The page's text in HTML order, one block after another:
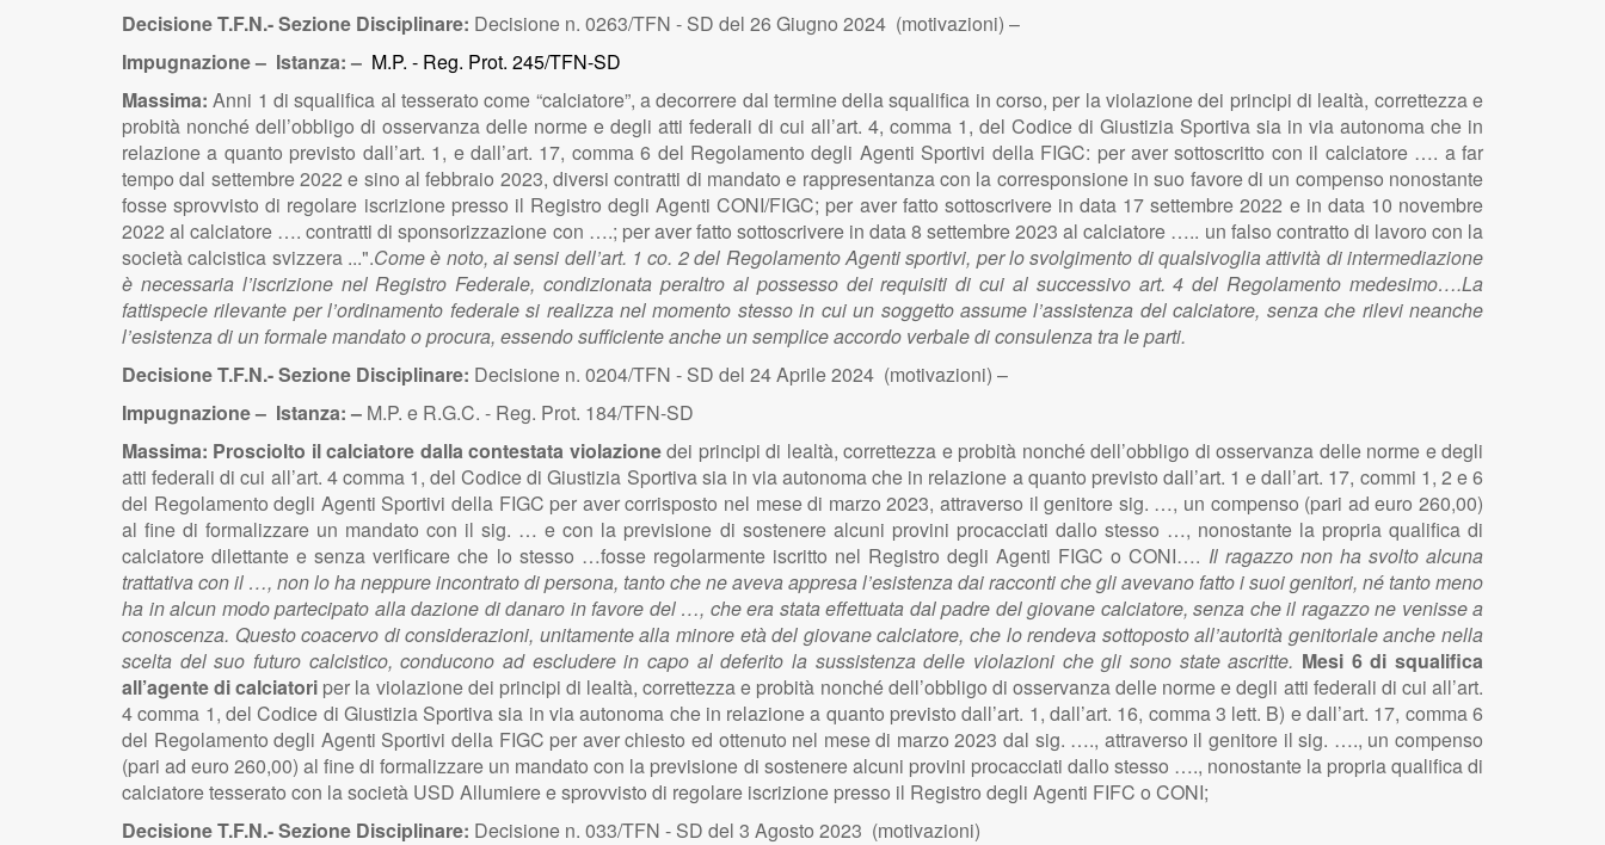
Decisione T.F.N.- Sezione Disciplinare: Decisione n. 0263/TFN - SD del 26 Giugno 2024 (motivazioni) –
Impugnazione – Istanza: – M.P. - Reg. Prot. 245/TFN-SD
Massima:Anni 1 di squalifica al tesserato come “calciatore”, a decorrere dal termine della squalifica in corso, per la violazione dei principi di lealtà, correttezza e
probità nonché dell’obbligo di osservanza delle norme e degli atti federali di cui all’art. 4, comma 1, del Codice di Giustizia Sportiva sia in via autonoma che in
relazione a quanto previsto dall’art. 1, e dall’art. 17, comma 6 del Regolamento degli Agenti Sportivi della FIGC: per aver sottoscritto con il calciatore …. a far
tempo dal settembre 2022 e sino al febbraio 2023, diversi contratti di mandato e rappresentanza con la corresponsione in suo favore di un compenso nonostante
fosse sprovvisto di regolare iscrizione presso il Registro degli Agenti CONI/FIGC; per aver fatto sottoscrivere in data 17 settembre 2022 e in data 10 novembre
2022 al calciatore …. contratti di sponsorizzazione con ….; per aver fatto sottoscrivere in data 8 settembre 2023 al calciatore ….. un falso contratto di lavoro con la
società calcistica svizzera ...".Come è noto, ai sensi dell’art. 1 co. 2 del Regolamento Agenti sportivi, per lo svolgimento di qualsivoglia attività di intermediazione
è necessaria l’iscrizione nel Registro Federale, condizionata peraltro al possesso dei requisiti di cui al successivo art. 4 del Regolamento medesimo….La
fattispecie rilevante per l’ordinamento federale si realizza nel momento stesso in cui un soggetto assume l’assistenza del calciatore, senza che rilevi neanche
l’esistenza di un formale mandato o procura, essendo sufficiente anche un semplice accordo verbale di consulenza tra le parti.
Decisione T.F.N.- Sezione Disciplinare: Decisione n. 0204/TFN - SD del 24 Aprile 2024 (motivazioni) –
Impugnazione – Istanza: – M.P. e R.G.C. - Reg. Prot. 184/TFN-SD
Massima: Prosciolto il calciatore dalla contestata violazionedei principi di lealtà, correttezza e probità nonché dell’obbligo di osservanza delle norme e degli
atti federali di cui all’art. 4 comma 1, del Codice di Giustizia Sportiva sia in via autonoma che in relazione a quanto previsto dall’art. 1 e dall’art. 17, commi 1, 2 e 6
del Regolamento degli Agenti Sportivi della FIGC per aver corrisposto nel mese di marzo 2023, attraverso il genitore sig. …, un compenso (pari ad euro 260,00)
al fine di formalizzare un mandato con il sig. … e con la previsione di sostenere alcuni provini procacciati dallo stesso …, nonostante la propria qualifica di
calciatore dilettante e senza verificare che lo stesso …fosse regolarmente iscritto nel Registro degli Agenti FIGC o CONI…. Il ragazzo non ha svolto alcuna
trattativa con il …, non lo ha neppure incontrato di persona, tanto che ne aveva appresa l’esistenza dai racconti che gli avevano fatto i suoi genitori, né tanto meno
ha in alcun modo partecipato alla dazione di danaro in favore del …, che era stata effettuata dal padre del giovane calciatore, senza che il ragazzo ne venisse a
conoscenza. Questo coacervo di considerazioni, unitamente alla minore età del giovane calciatore, che lo rendeva sottoposto all’autorità genitoriale anche nella
scelta del suo futuro calcistico, conducono ad escludere in capo al deferito la sussistenza delle violazioni che gli sono state ascritte. Mesi 6 di squalifica
all’agente di calciatori per la violazione dei principi di lealtà, correttezza e probità nonché dell’obbligo di osservanza delle norme e degli atti federali di cui all’art.
4 comma 1, del Codice di Giustizia Sportiva sia in via autonoma che in relazione a quanto previsto dall’art. 1, dall’art. 16, comma 3 lett. B) e dall’art. 17, comma 6
del Regolamento degli Agenti Sportivi della FIGC per aver chiesto ed ottenuto nel mese di marzo 2023 dal sig. …., attraverso il genitore il sig. …., un compenso
(pari ad euro 260,00) al fine di formalizzare un mandato con la previsione di sostenere alcuni provini procacciati dallo stesso …., nonostante la propria qualifica di
calciatore tesserato con la società USD Allumiere e sprovvisto di regolare iscrizione presso il Registro degli Agenti FIFC o CONI;
Decisione T.F.N.- Sezione Disciplinare: Decisione n. 033/TFN - SD del 3 Agosto 2023 (motivazioni)